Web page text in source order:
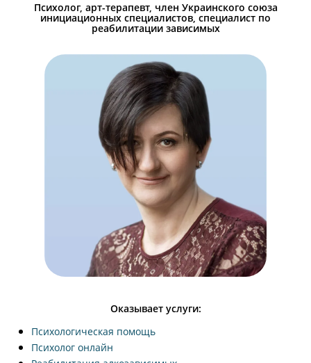
Психолог, арт-терапевт, член Украинского союза
инициационных специалистов, специалист по
реабилитации зависимых
Оказывает услуги:
Психологическая помощь
Психолог онлайн